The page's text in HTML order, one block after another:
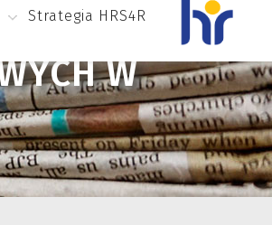
Strategia HRS4R
W